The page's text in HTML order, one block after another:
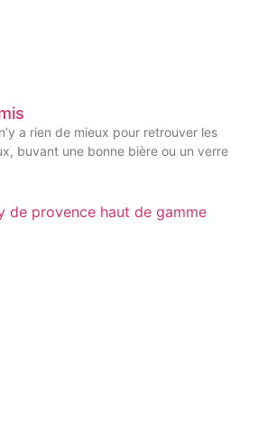
a rien de mieux pour retrouver les
buvant une bonne bière ou un verre